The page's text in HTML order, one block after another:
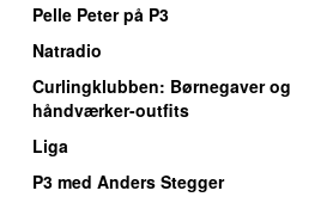
Pelle Peter på P3
Natradio
Curlingklubben: Børnegaver og
håndværker-outfits
Liga
P3 med Anders Stegger